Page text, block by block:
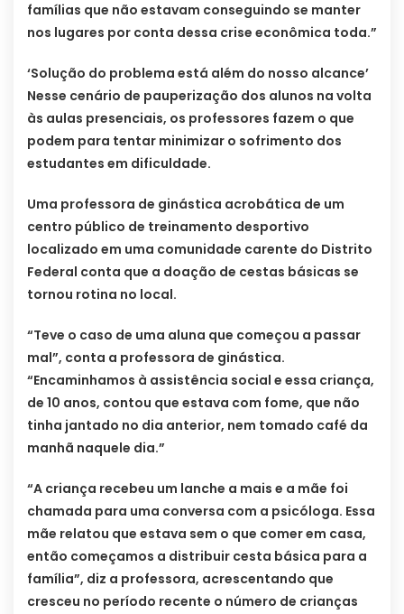
famílias que não estavam conseguindo se manter
nos lugares por conta dessa crise econômica toda.”
‘Solução do problema está além do nosso alcance’
Nesse cenário de pauperização dos alunos na volta
às aulas presenciais, os professores fazem o que
podem para tentar minimizar o sofrimento dos
estudantes em dificuldade.
Uma professora de ginástica acrobática de um
centro público de treinamento desportivo
localizado em uma comunidade carente do Distrito
Federal conta que a doação de cestas básicas se
tornou rotina no local.
“Teve o caso de uma aluna que começou a passar
mal”, conta a professora de ginástica.
“Encaminhamos à assistência social e essa criança,
de 10 anos, contou que estava com fome, que não
tinha jantado no dia anterior, nem tomado café da
manhã naquele dia.”
“A criança recebeu um lanche a mais e a mãe foi
chamada para uma conversa com a psicóloga. Essa
mãe relatou que estava sem o que comer em casa,
então começamos a distribuir cesta básica para a
família”, diz a professora, acrescentando que
cresceu no período recente o número de crianças